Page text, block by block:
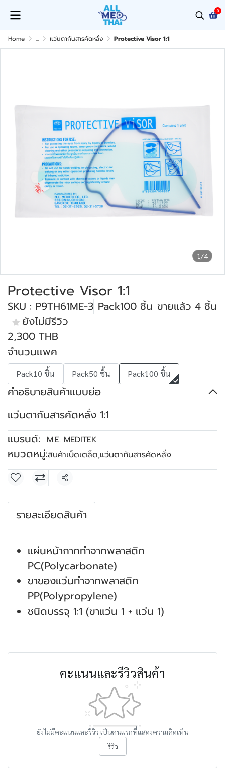
0
Home ... แว่นตากันสารคัดหลั่ง Protective Visor 1:1
1/4
Protective Visor 1:1
SKU : P9TH61ME-3 Pack100 ชิ้น ขายแล้ว 4 ชิ้น
ยังไม่มีรีวิว
2,300 THB
จำนวนเเพค
Pack10 ชิ้น Pack50 ชิ้น Pack100 ชิ้น
คำอธิบายสินค้าแบบย่อ
แว่นตากันสารคัดหลั่ง 1:1
แบรนด์:
M.E. MEDITEK
หมวดหมู่:สินค้าเบ็ดเตล็ด,แว่นตากันสารคัดหลั่ง
แชร์
รายละเอียดสินค้า
แผ่นหน้ากากทำจากพลาสติก
PC(Polycarbonate)
ขาของแว่นทำจากพลาสติก
PP(Polypropylene)
ชนิดบรรจุ 1:1 (ขาแว่น 1 + แว่น 1)
คะแนนและรีวิวสินค้า
ยังไม่มีคะแนนและรีวิว เป็นคนแรกที่แสดงความคิดเห็น
รีวิว